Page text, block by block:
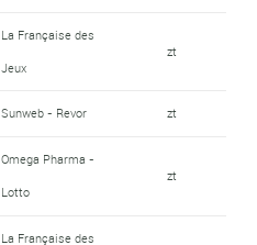
La Française des
Jeux
zt
Sunweb - Revor zt
Omega Pharma -
Lotto
zt
La Française des